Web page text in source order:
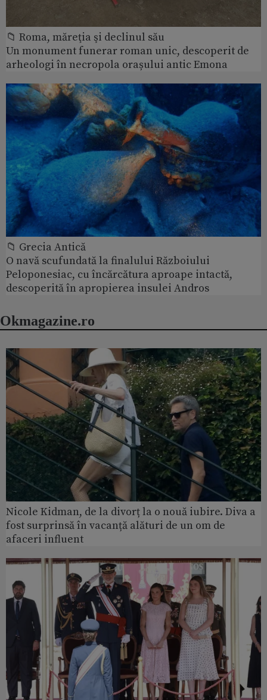
📁 Roma, măreţia şi declinul său
Un monument funerar roman unic, descoperit de
arheologi în necropola orașului antic Emona
📁 Grecia Antică
O navă scufundată la finalului Războiului
Peloponesiac, cu încărcătura aproape intactă,
descoperită în apropierea insulei Andros
Okmagazine.ro
Nicole Kidman, de la divorț la o nouă iubire. Diva a
fost surprinsă în vacanță alături de un om de
afaceri influent